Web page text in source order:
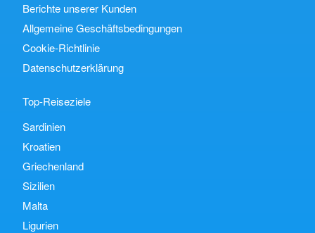
Berichte unserer Kunden
Allgemeine Geschäftsbedingungen
Cookie-Richtlinie
Datenschutzerklärung
Top-Reiseziele
Sardinien
Kroatien
Griechenland
Sizilien
Malta
Ligurien